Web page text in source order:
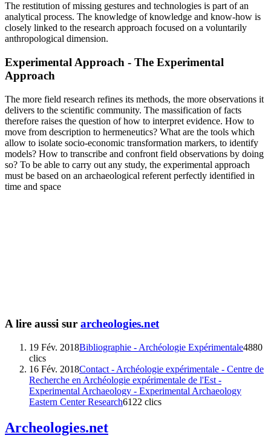
The restitution of missing gestures and technologies is part of an
analytical process. The knowledge of knowledge and know-how is
closely linked to the research approach focused on a voluntarily
anthropological dimension.
Experimental Approach - The Experimental
Approach
The more field research refines its methods, the more observations it
delivers to the scientific community. The massification of facts
therefore raises the question of how to interpret evidence. How to
move from description to hermeneutics? What are the tools which
allow to isolate socio-economic transformation markers, to identify
models? How to transcribe and confront field observations by doing
so? To be able to carry out any study, the experimental approach
must be based on an archaeological referent perfectly identified in
time and space
A lire aussi sur archeologies.net
19 Fév. 2018Bibliographie - Archéologie Expérimentale4880
clics
16 Fév. 2018Contact - Archéologie expérimentale - Centre de
Recherche en Archéologie expérimentale de l'Est -
Experimental Archaeology - Experimental Archaeology
Eastern Center Research6122 clics
Archeologies.net